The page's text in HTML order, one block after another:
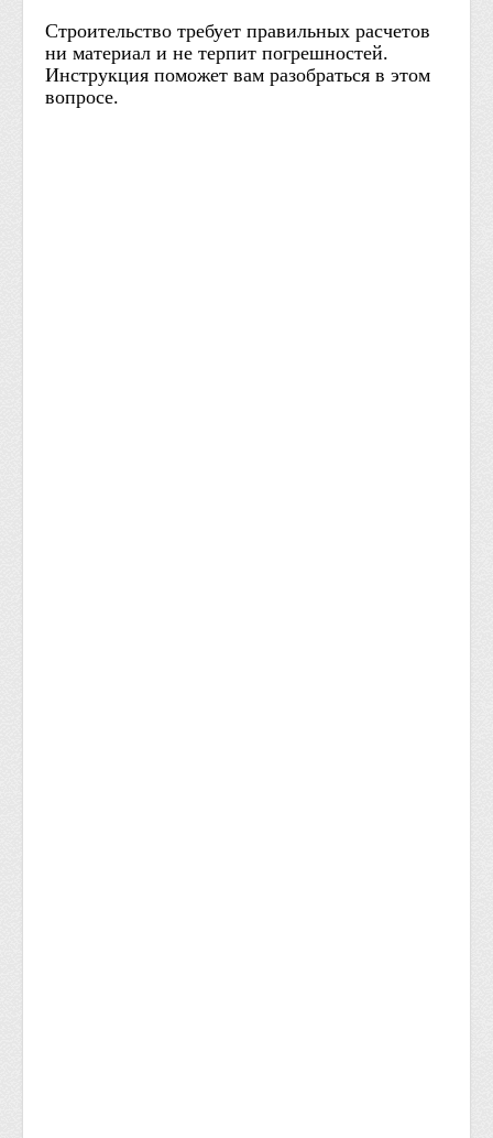
Строительство требует правильных расчетов
ни материал и не терпит погрешностей.
Инструкция поможет вам разобраться в этом
вопросе.